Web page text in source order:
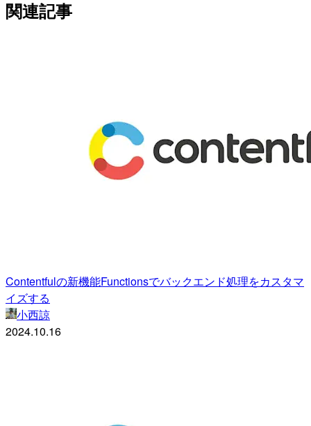
関連記事
Contentfulの新機能Functionsでバックエンド処理をカスタマ
イズする
小西諒
2024.10.16